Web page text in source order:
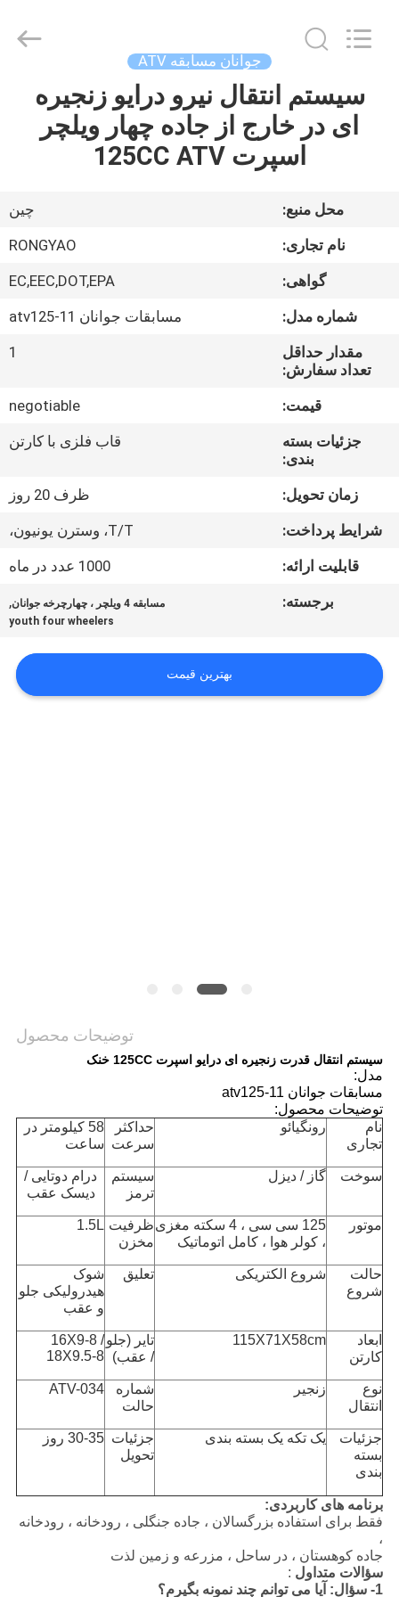
خانه
محصولات
درباره
کارخانه
کنترل
تماس
بگیرید
درخواست
نقل
قول
Vehicle
Co.,Ltd.
جوانان مسابقه ATV
سیستم انتقال نیرو درایو زنجیره
ای در خارج از جاده چهار ویلچر
اسپرت 125CC ATV
محل منبع:
چين
نام تجاری:
RONGYAO
گواهی:
EC,EEC,DOT,EPA
شماره مدل:
مسابقات جوانان atv125-11
مقدار حداقل
تعداد سفارش:
1
قیمت:
negotiable
جزئیات بسته
بندی:
قاب فلزی با کارتن
زمان تحویل:
ظرف 20 روز
شرایط پرداخت:
T/T، وسترن یونیون،
قابلیت ارائه:
1000 عدد در ماه
برجسته:
مسابقه 4 ویلچر ، چهارچرخه جوانان ,
youth four wheelers
بهترین قیمت
توضیحات محصول
سیستم انتقال قدرت زنجیره ای درایو اسپرت 125CC خنک
مدل:
مسابقات جوانان atv125-11
توضیحات محصول:
نام
تجاری
رونگیائو
حداکثر
سرعت
58 کیلومتر در
ساعت
سوخت گاز / دیزل
سیستم
ترمز
درام دوتایی /
دیسک عقب
موتور
125 سی سی ، 4 سکته مغزی
، کولر هوا ، کامل اتوماتیک
ظرفیت
مخزن
1.5L
حالت
شروع
شروع الکتریکی تعلیق
شوک
هیدرولیکی جلو
و عقب
ابعاد
کارتن
115X71X58cm
تایر (جلو
/ عقب)
16X9-8 /
18X9.5-8
نوع
انتقال
زنجیر
شماره
حالت
ATV-034
جزئیات
بسته
بندی
یک تکه یک بسته بندی
جزئیات
تحویل
30-35 روز
برنامه های کاربردی:
فقط برای استفاده بزرگسالان ، جاده جنگلی ، رودخانه ، رودخانه
،
جاده کوهستان ، در ساحل ، مزرعه و زمین لذت
سؤالات متداول :
1- سؤال: آیا می توانم چند نمونه بگیرم؟